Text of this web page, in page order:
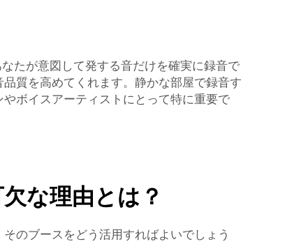
たが意図して発する音だけを確実に録音で
質を高めてくれます。静かな部屋で録音す
ボイスアーティストにとって特に重要で
な理由とは？
のブースをどう活用すればよいでしょう